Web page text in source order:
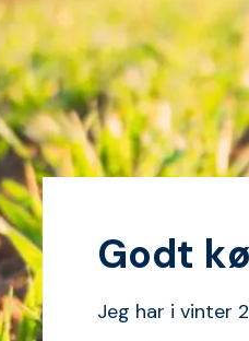
Godt
Jeg har i vinter